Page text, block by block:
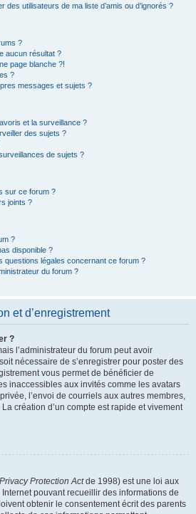
des utilisateurs de ma liste d’amis ou d’ignorés ?
?
aucun résultat ?
page blanche ?!
?
messages et sujets ?
et la surveillance ?
des sujets ?
de sujets ?
sur ce forum ?
joints ?
?
disponible ?
questions légales concernant ce forum ?
du forum ?
et d’enregistrement
?
l’administrateur du forum peut avoir
nécessaire de s’enregistrer pour poster des
vous permet de bénéficier de
inaccessibles aux invités comme les avatars
l’envoi de courriels aux autres membres,
création d’un compte est rapide et vivement
Protection Actde 1998) est une loi aux
pouvant recueillir des informations de
obtenir le consentement écrit des parents